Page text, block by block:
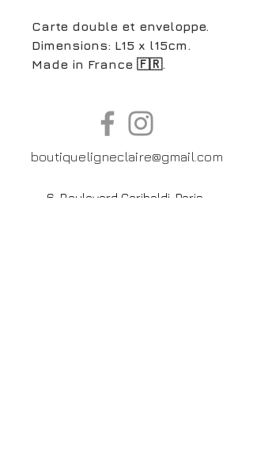
Carte double et enveloppe.
Dimensions: L15 x l15cm.
Made in France 🇫🇷.
boutiqueligneclaire@gmail.com
6, Boulevard Garibaldi, Paris